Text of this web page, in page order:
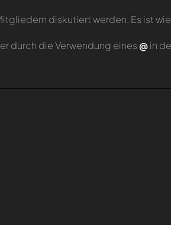
diskutiert werden. Es ist
durch die Verwendung eines @in